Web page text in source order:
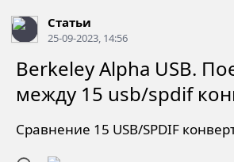
Статьи
25-09-2023, 14:56
Berkeley Alpha USB.
между 15 usb/spdif
Сравнение 15 USB/SPDIF